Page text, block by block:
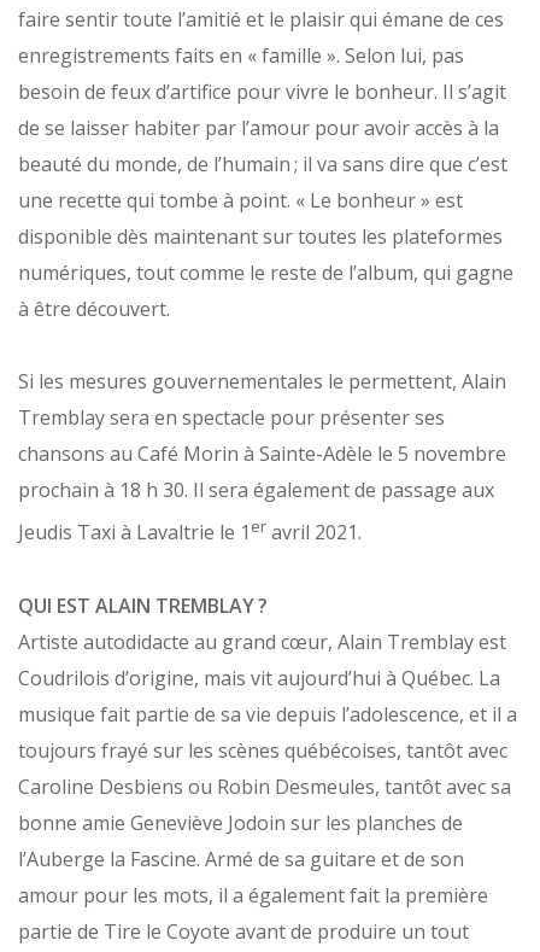
faire sentir toute l’amitié et le plaisir qui émane de ces
enregistrements faits en « famille ». Selon lui, pas
besoin de feux d’artifice pour vivre le bonheur. Il s’agit
de se laisser habiter par l’amour pour avoir accès à la
beauté du monde, de l’humain ; il va sans dire que c’est
une recette qui tombe à point. « Le bonheur » est
disponible dès maintenant sur toutes les plateformes
numériques, tout comme le reste de l’album, qui gagne
à être découvert.
Si les mesures gouvernementales le permettent, Alain
Tremblay sera en spectacle pour présenter ses
chansons au Café Morin à Sainte-Adèle le 5 novembre
prochain à 18 h 30. Il sera également de passage aux
Jeudis Taxi à Lavaltrie le 1 er avril 2021.
QUI EST ALAIN TREMBLAY ?
Artiste autodidacte au grand cœur, Alain Tremblay est
Coudrilois d’origine, mais vit aujourd’hui à Québec. La
musique fait partie de sa vie depuis l’adolescence, et il a
toujours frayé sur les scènes québécoises, tantôt avec
Caroline Desbiens ou Robin Desmeules, tantôt avec sa
bonne amie Geneviève Jodoin sur les planches de
l’Auberge la Fascine. Armé de sa guitare et de son
amour pour les mots, il a également fait la première
partie de Tire le Coyote avant de produire un tout